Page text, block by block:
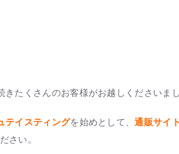
きたくさんのお客様がお越しくださいまし
テイスティングを始めとして、通販サイ
さい。